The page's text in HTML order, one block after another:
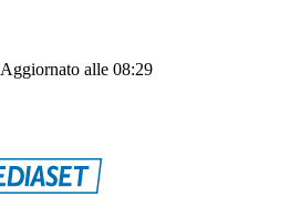
Aggiornato alle 08:29